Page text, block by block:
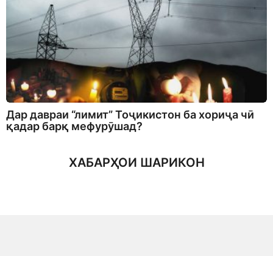
Дар давраи “лимит” Тоҷикистон ба хориҷа чӣ
қадар барқ мефурӯшад?
ХАБАРҲОИ ШАРИКОН